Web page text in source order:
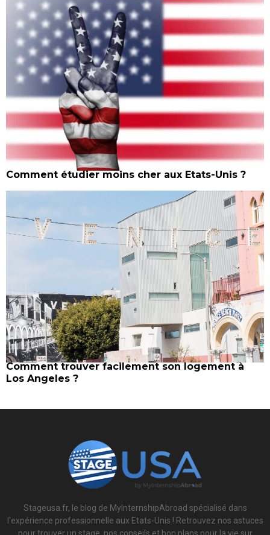
Comment étudier moins cher aux Etats-Unis ?
Comment trouver facilement son logement à
Los Angeles ?
Stageusa.fr, le blog de MyInternshipAbroad spécialisé dans
l'expérience professionnelle aux Etats-Unis ! Retrouvez nos astuces
pour trouver un stage, nos conseils et bon plans pour la vie sur